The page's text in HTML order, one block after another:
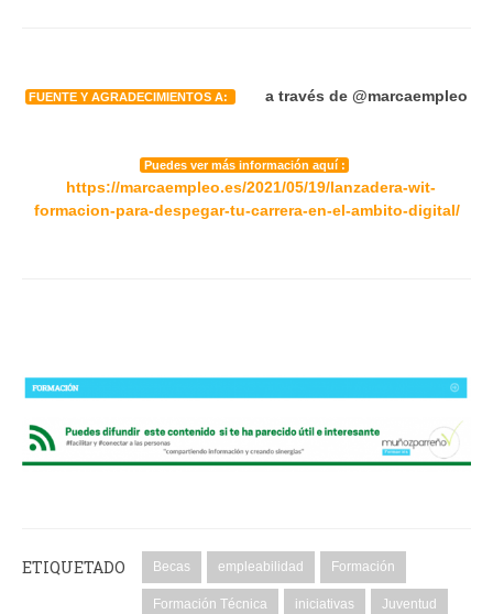
FUENTE Y AGRADECIMIENTOS A: a través de @marcaempleo
Puedes ver más información aquí :
https://marcaempleo.es/2021/05/19/lanzadera-wit-
formacion-para-despegar-tu-carrera-en-el-ambito-digital/
ETIQUETADO Becas empleabilidad Formación
Formación Técnica iniciativas Juventud